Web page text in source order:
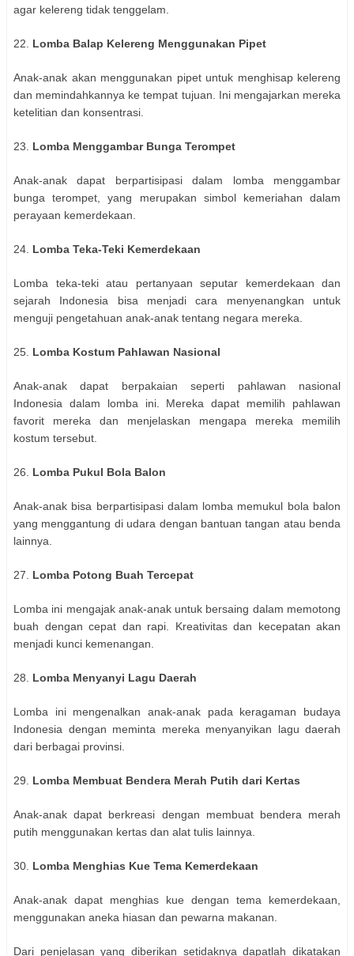
agar kelereng tidak tenggelam.
22. Lomba Balap Kelereng Menggunakan Pipet
Anak-anak akan menggunakan pipet untuk menghisap kelereng
dan memindahkannya ke tempat tujuan. Ini mengajarkan mereka
ketelitian dan konsentrasi.
23. Lomba Menggambar Bunga Terompet
Anak-anak dapat berpartisipasi dalam lomba menggambar
bunga terompet, yang merupakan simbol kemeriahan dalam
perayaan kemerdekaan.
24. Lomba Teka-Teki Kemerdekaan
Lomba teka-teki atau pertanyaan seputar kemerdekaan dan
sejarah Indonesia bisa menjadi cara menyenangkan untuk
menguji pengetahuan anak-anak tentang negara mereka.
25. Lomba Kostum Pahlawan Nasional
Anak-anak dapat berpakaian seperti pahlawan nasional
Indonesia dalam lomba ini. Mereka dapat memilih pahlawan
favorit mereka dan menjelaskan mengapa mereka memilih
kostum tersebut.
26. Lomba Pukul Bola Balon
Anak-anak bisa berpartisipasi dalam lomba memukul bola balon
yang menggantung di udara dengan bantuan tangan atau benda
lainnya.
27. Lomba Potong Buah Tercepat
Lomba ini mengajak anak-anak untuk bersaing dalam memotong
buah dengan cepat dan rapi. Kreativitas dan kecepatan akan
menjadi kunci kemenangan.
28. Lomba Menyanyi Lagu Daerah
Lomba ini mengenalkan anak-anak pada keragaman budaya
Indonesia dengan meminta mereka menyanyikan lagu daerah
dari berbagai provinsi.
29. Lomba Membuat Bendera Merah Putih dari Kertas
Anak-anak dapat berkreasi dengan membuat bendera merah
putih menggunakan kertas dan alat tulis lainnya.
30. Lomba Menghias Kue Tema Kemerdekaan
Anak-anak dapat menghias kue dengan tema kemerdekaan,
menggunakan aneka hiasan dan pewarna makanan.
Dari penjelasan yang diberikan setidaknya dapatlah dikatakan